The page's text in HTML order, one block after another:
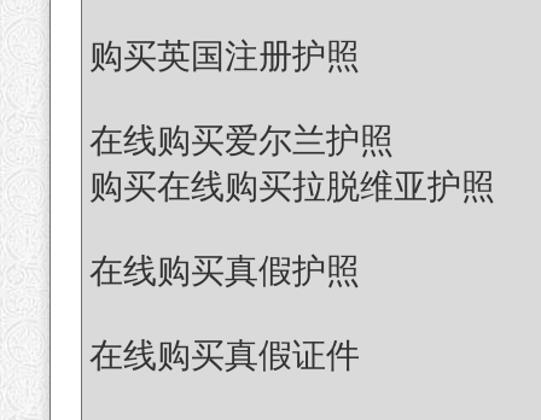
购买英国注册护照
在线购买爱尔兰护照
购买在线购买拉脱维亚护照
在线购买真假护照
在线购买真假证件